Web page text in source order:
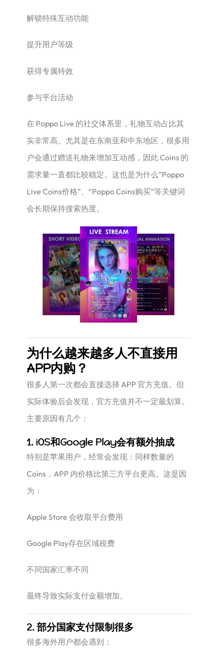
解锁特殊互动功能
提升用户等级
获得专属特效
参与平台活动
在 Poppo Live 的社交体系里，礼物互动占比其
实非常高。尤其是在东南亚和中东地区，很多用
户会通过赠送礼物来增加互动感，因此 Coins 的
需求量一直都比较稳定。这也是为什么“Poppo
Live Coins价格”、“Poppo Coins购买”等关键词
会长期保持搜索热度。
为什么越来越多人不直接用
APP内购？
很多人第一次都会直接选择 APP 官方充值。但
实际体验后会发现，官方充值并不一定最划算。
主要原因有几个：
1. iOS和Google Play会有额外抽成
特别是苹果用户，经常会发现：同样数量的
Coins，APP 内价格比第三方平台更高。这是因
为：
Apple Store 会收取平台费用
Google Play存在区域税费
不同国家汇率不同
最终导致实际支付金额增加。
2. 部分国家支付限制很多
很多海外用户都会遇到：